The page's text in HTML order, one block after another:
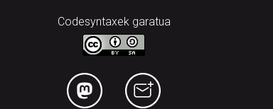
Codesyntaxek garatua